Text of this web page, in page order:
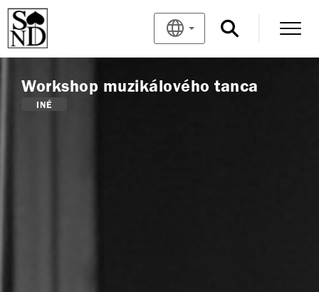
Workshop muzikálového tanca
INÉ